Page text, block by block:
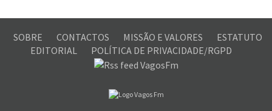
SOBRE CONTACTOS MISSÃO E VALORES
ESTATUTO
EDITORIAL
POLÍTICA DE PRIVACIDADE/RGPD